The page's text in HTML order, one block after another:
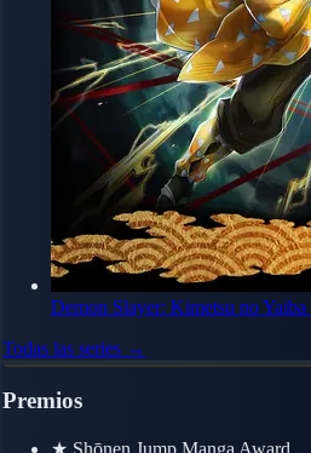
Demon Slayer: Kimetsu no Yaiba
Todas las series →
Premios
★ Shōnen Jump Manga Award